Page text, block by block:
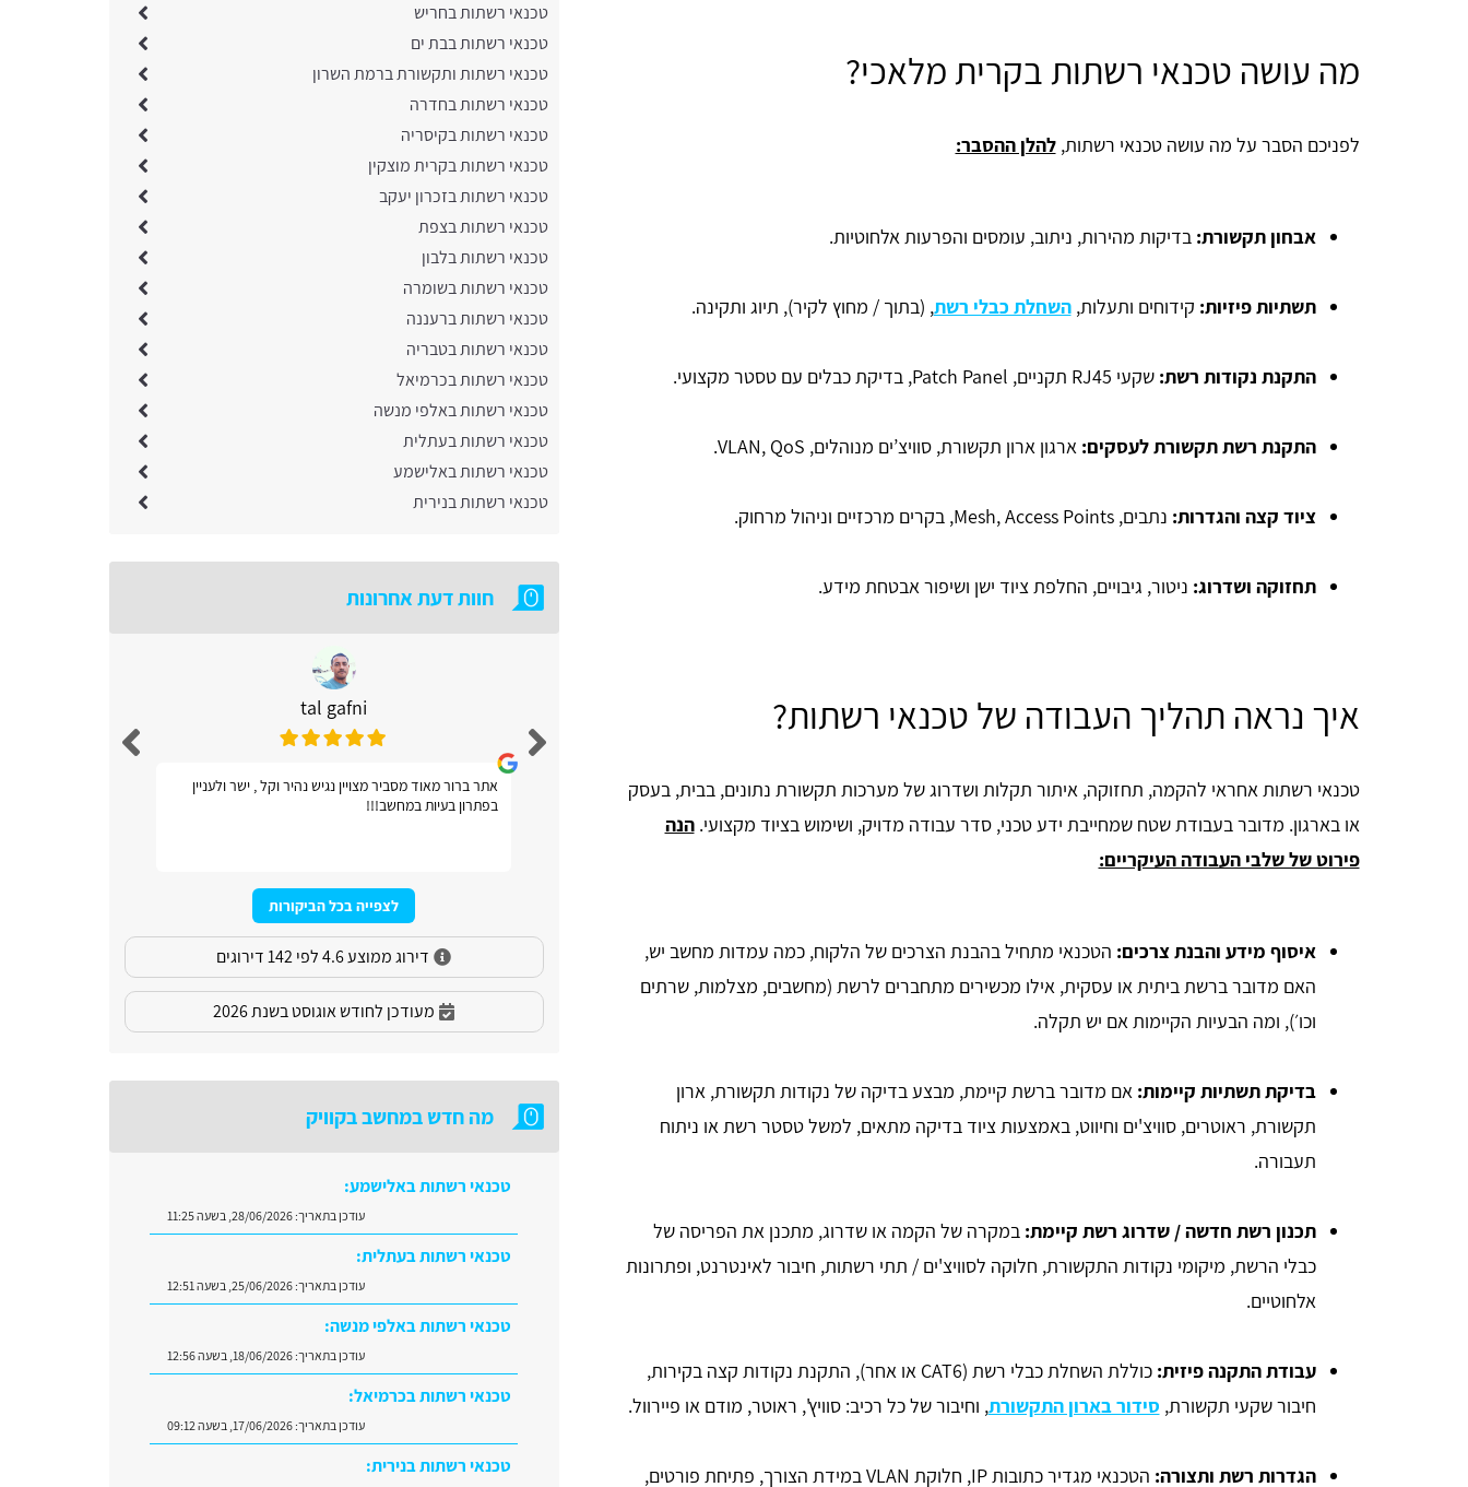
מה עושה טכנאי רשתות בקרית מלאכי?
לפניכם הסבר על מה עושה טכנאי רשתות,להלן ההסבר:
אבחון תקשורת: בדיקות מהירות, ניתוב, עומסים והפרעות אלחוטיות.
תשתיות פיזיות: קידוחים ותעלות,השחלת כבלי רשת, (בתוך / מחוץ לקיר), תיוג ותקינה.
התקנת נקודות רשת: שקעי RJ45 תקניים, Patch Panel, בדיקת כבלים עם טסטר מקצועי.
התקנת רשת תקשורת לעסקים:ארגון ארון תקשורת, סוויצ’ים מנוהלים, VLAN, QoS.
ציוד קצה והגדרות: נתבים, Mesh, Access Points, בקרים מרכזיים וניהול מרחוק.
תחזוקה ושדרוג: ניטור, גיבויים, החלפת ציוד ישן ושיפור אבטחת מידע.
איך נראה תהליך העבודה של טכנאי רשתות?
טכנאי רשתות אחראי להקמה, תחזוקה, איתור תקלות ושדרוג של מערכות תקשורת נתונים, בבית, בעסק
או בארגון. מדובר בעבודת שטח שמחייבת ידע טכני, סדר עבודה מדויק, ושימוש בציוד מקצועי.הנה
פירוט של שלבי העבודה העיקריים:
איסוף מידע והבנת צרכים: הטכנאי מתחיל בהבנת הצרכים של הלקוח, כמה עמדות מחשב יש,
האם מדובר ברשת ביתית או עסקית, אילו מכשירים מתחברים לרשת (מחשבים, מצלמות, שרתים
וכו׳), ומה הבעיות הקיימות אם יש תקלה.
בדיקת תשתיות קיימות: אם מדובר ברשת קיימת, מבצע בדיקה של נקודות תקשורת, ארון
תקשורת, ראוטרים, סוויצ'ים וחיווט, באמצעות ציוד בדיקה מתאים, למשל טסטר רשת או ניתוח
תעבורה.
תכנון רשת חדשה / שדרוג רשת קיימת:במקרה של הקמה או שדרוג, מתכנן את הפריסה של
כבלי הרשת, מיקומי נקודות התקשורת, חלוקה לסוויצ'ים / תתי רשתות, חיבור לאינטרנט, ופתרונות
אלחוטיים.
עבודת התקנה פיזית:
כוללת השחלת כבלי רשת (CAT6 או אחר), התקנת נקודות קצה בקירות,
חיבור שקעי תקשורת, סידור בארון התקשורת, וחיבור של כל רכיב: סוויץ', ראוטר, מודם או פיירוול.
הגדרות רשת ותצורה: הטכנאי מגדיר כתובות IP, חלוקת VLAN במידת הצורך, פתיחת פורטים,
טכנאי רשתות בחריש
טכנאי רשתות בבת ים
טכנאי רשתות ותקשורת ברמת השרון
טכנאי רשתות בחדרה
טכנאי רשתות בקיסריה
טכנאי רשתות בקרית מוצקין
טכנאי רשתות בזכרון יעקב
טכנאי רשתות בצפת
טכנאי רשתות בלבון
טכנאי רשתות בשומרה
טכנאי רשתות ברעננה
טכנאי רשתות בטבריה
טכנאי רשתות בכרמיאל
טכנאי רשתות באלפי מנשה
טכנאי רשתות בעתלית
טכנאי רשתות באלישמע
טכנאי רשתות בנירית
חוות דעת אחרונות
tal gafni
אתר ברור מאוד מסביר מצויין נגיש נהיר וקל , ישר ולעניין
בפתרון בעיות במחשב!!!
אבי צידון
חוויה טובה
Tia Swis
לצפייה בכל הביקורות
דירוג ממוצע 4.6 לפי 142 דירוגים
מעודכן לחודש אוגוסט בשנת 2026
מה חדש במחשב בקוויק
טכנאי רשתות באלישמע:
עודכן בתאריך:28/06/2026, בשעה 11:25
טכנאי רשתות בעתלית:
עודכן בתאריך:25/06/2026, בשעה 12:51
טכנאי רשתות באלפי מנשה:
עודכן בתאריך:18/06/2026, בשעה 12:56
טכנאי רשתות בכרמיאל:
עודכן בתאריך:17/06/2026, בשעה 09:12
טכנאי רשתות בנירית: